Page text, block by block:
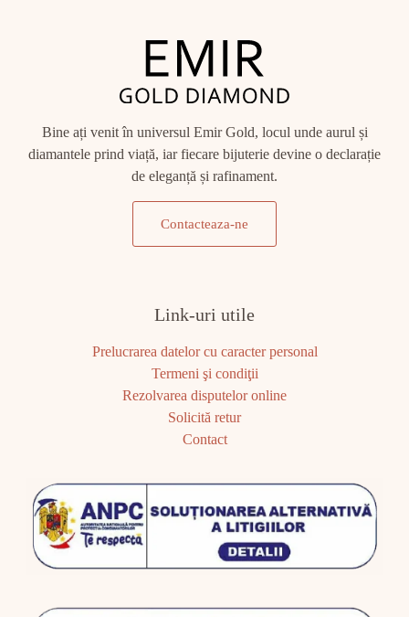
Bine ați venit în universul Emir Gold, locul unde aurul și
diamantele prind viață, iar fiecare bijuterie devine o declarație
de eleganță și rafinament.
Contacteaza-ne
Link-uri utile
Prelucrarea datelor cu caracter personal
Termeni şi condiţii
Rezolvarea disputelor online
Solicită retur
Contact